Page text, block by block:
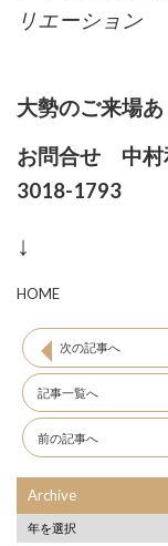
リエーション
大勢のご来場あ
お問合せ 中
3018-1793
↓
HOME
次の記事へ
記事一覧へ
前の記事へ
Archive